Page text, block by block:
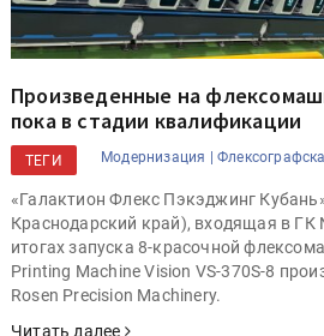
Произведенные на
пока в стадии квалификации
ТЕГИ Модернизация |
«Галактион Флекс Пэкэджинг
Краснодарский край), входящая в ГК
итогах запуска 8-красочной
Printing Machine Vision VS-370S-8
Rosen Precision Machinery.
Читать далее